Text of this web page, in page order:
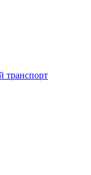
транспорт